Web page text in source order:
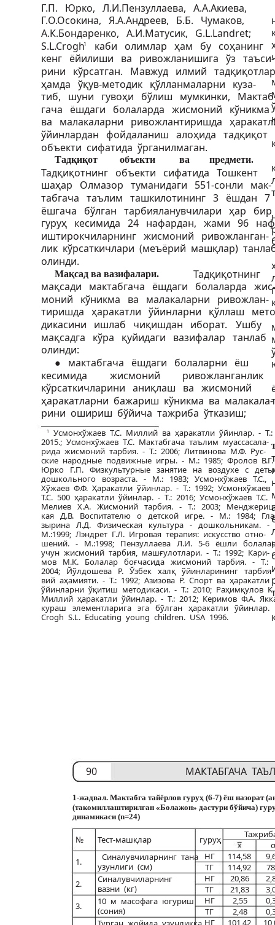
Г.П. Юрко, Л.И.Пензуллаева, A.А.Aкиевa,
Г.O.Oсокина, Я.A.Aндреев, Б.Б. Чумаков,
А.К.Бондаренко, А.И.Матусик, G.L.Landret;
S.L.Crogh1
каби олимлар ҳам бу соҳанинг
кенг ёйилиши ва ривожланишига ўз таъси-
рини кўрсатган. Мавжуд илмий
ҳамда ўқув-методик қўлланмаларни куза-
тиб, шуни гувоҳи бўлиш мумкинки,
гача ёшдаги болаларда жисмоний кўникма
ва малакаларни ривожлантиришда
ўйинлардан фойдаланиш алоҳида тадқиқот
объекти сифатида ўрганилмаган.
Тадқиқот объекти ва предмети.
Тадқиқотнинг объекти сифатида Тошкент
шаҳар Олмазор туманидаги 551-сонли мак-
табгача таълим ташкилотининг 3 ёшдан 7
ёшгача бўлган тарбияланувчилари ҳар
гуруҳ кесимида 24 нафардан, жами 96
иштирокчиларнинг жисмоний ривожланган-
лик кўрсаткичлари (меъёрий машқлар)
олинди.
Мақсад ва вазифалари.
Тадқиқотнинг
мақсади мактабгача ёшдаги болаларда жис-
моний кўникма ва малакаларни ривожлан-
тиришда ҳаракатли ўйинларни қўллаш
дикасини ишлаб чиқишдан иборат.
Ушбу
мақсадга кўра қуйидаги вазифалар танлаб
олинди:
● мактабгача ёшдаги болаларни ёш
кесимида
жисмоний
ривожланганлик
кўрсаткичларини аниқлаш ва жисмоний
ҳаракатларни бажариш кўникма ва малакала-
рини ошириш бўйича тажриба ўтказиш;
1
Усмонхўжаев Т.С. Миллий ва ҳаракатли ўйинлар. -
2015.; Усмонхўжаев Т.С. Мактабгача таълим муассасала-
рида жисмоний тарбия. - Т.: 2006; Литвинова М.Ф. Рус-
ские народные подвижные игры. - М.: 1985; Фролов
Юрко Г.П. Физкультурные занятие на воздухе с
дошкольного возраста. - М.: 1983; Усмонхўжаев Т.С.,
Хўжаев Ф.Ф. Ҳаракатли ўйинлар. - Т.: 1992; Усмонхўжаев
Т.С. 500 ҳаракатли ўйинлар. - Т.: 2016; Усмонхўжаев Т.С.
Мелиев Х.А. Жисмоний тарбия. - Т.: 2003; Менджериц-
кая Д.В. Воспитателю о детской игре. - М.: 1984;
зырина Л.Д. Физическая культура - дошкольникам. -
М.:1999; Лэндрет Г.Л. Игровая терапия: искусство отно-
шений. - М.:1998; Пензуллаева Л.И. 5-6 ёшли
учун жисмоний тарбия, машғулотлари. - Т.: 1992; Кари-
мов М.К. Болалар боғчасида жисмоний тарбия. - Т.:
2004; Йўлдошева Р. Ўзбек халқ ўйинларининг тарбия-
вий аҳамияти. - Т.: 1992; Азизова Р. Спорт ва ҳаракатли
ўйинларни ўқитиш методикаси. - Т.: 2010; Раҳимқулов
Миллий ҳаракатли ўйинлар. - Т.: 2012; Керимов Ф.А.
кураш элементларига эга бўлган ҳаракатли
Crogh S.L. Educating young children. USA 1996.
1-жадвал. Мактабга тайёрлов гуруҳ (6-7) ёш назорат
(такомиллаштирилган «Болажон» дастури бўйича)
динамикаси (n=24)
№ Тест-машқлар гуруҳ
σ
1.
Синалувчиларнинг тана
узунлиги (см)
НГ 114,58
ТГ
114,92
2.
Синалувчиларнинг
вазни (кг)
НГ 20,86
ТГ
21,83
3.
10 м масофага югуриш
(сония)
НГ 2,55
ТГ
2,48
НГ 101,42
90 МАКТАБГАЧА